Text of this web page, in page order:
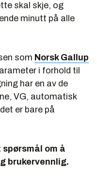
skal skje, og
minutt på alle
som Norsk Gallup
i forhold til
har en av de
VG, automatisk
er bare på
om å
brukervennlig.